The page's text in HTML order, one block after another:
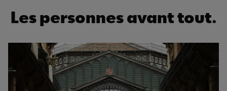
Les personnes avant tout.